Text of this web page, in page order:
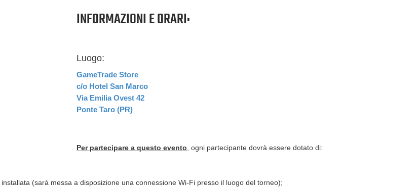
INFORMAZIONI E ORARI:
Luogo:
GameTrade Store
c/o Hotel San Marco
Via Emilia Ovest 42
Ponte Taro (PR)
Per partecipare a questo evento , ogni partecipante dovrà essere dotato di:
installata (sarà messa a disposizione una connessione Wi-Fi presso il luogo del torneo);